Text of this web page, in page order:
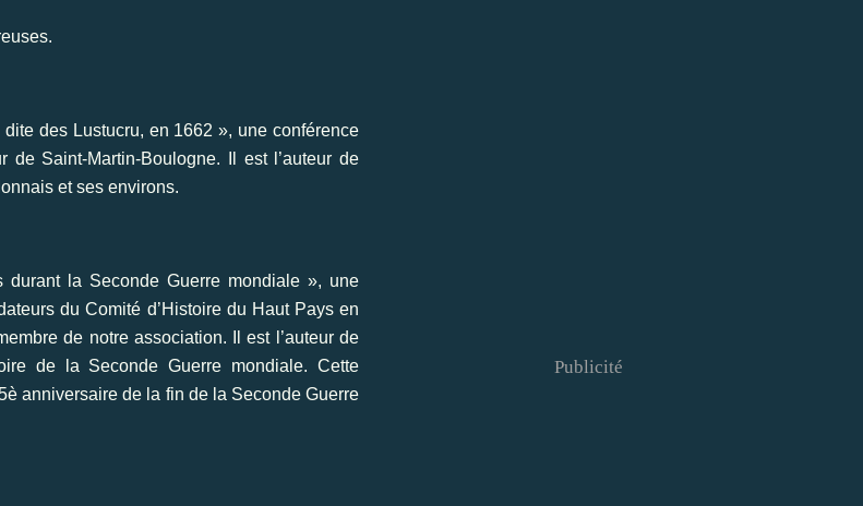
des Lustucru, en 1662 », une conférence
de Saint-Martin-Boulogne. Il est l’auteur de
et ses environs.
la Seconde Guerre mondiale », une
du Comité d’Histoire du Haut Pays en
de notre association. Il est l’auteur de
de la Seconde Guerre mondiale. Cette
anniversaire de la fin de la Seconde Guerre
Publicité